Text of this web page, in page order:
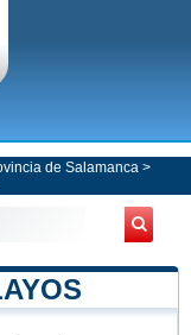
de Salamanca >